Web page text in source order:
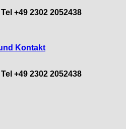
+49 2302 2052438
Kontakt
+49 2302 2052438